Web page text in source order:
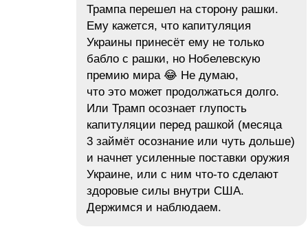
Трампа перешел на сторону рашки.
Ему кажется, что капитуляция
Украины принесёт ему не только
бабло с рашки, но Нобелевскую
премию мира 😂 Не думаю,
что это может продолжаться долго.
Или Трамп осознает глупость
капитуляции перед рашкой (месяца
3 займёт осознание или чуть дольше)
и начнет усиленные поставки оружия
Украине, или с ним что-то сделают
здоровые силы внутри США.
Держимся и наблюдаем.